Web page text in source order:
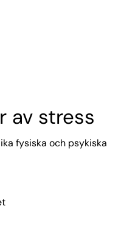
av stress
fysiska och psykiska